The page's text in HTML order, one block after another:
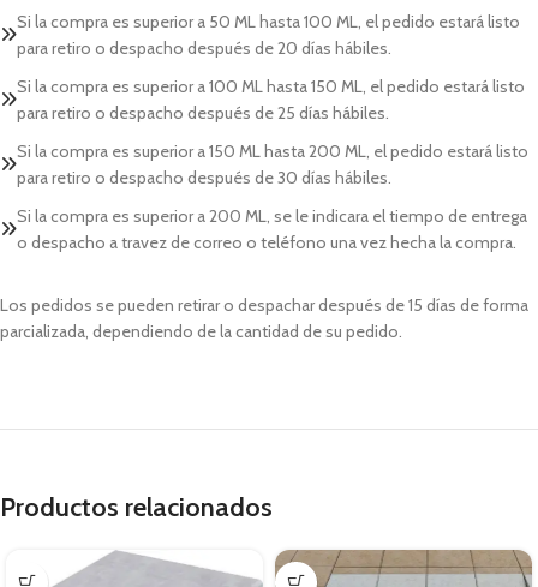
Si la compra es superior a 50 ML hasta 100 ML, el pedido estará listo
para retiro o despacho después de 20 días hábiles.
Si la compra es superior a 100 ML hasta 150 ML, el pedido estará listo
para retiro o despacho después de 25 días hábiles.
Si la compra es superior a 150 ML hasta 200 ML, el pedido estará listo
para retiro o despacho después de 30 días hábiles.
Si la compra es superior a 200 ML, se le indicara el tiempo de entrega
o despacho a travez de correo o teléfono una vez hecha la compra.
Los pedidos se pueden retirar o despachar después de 15 días de forma
parcializada, dependiendo de la cantidad de su pedido.
Productos relacionados